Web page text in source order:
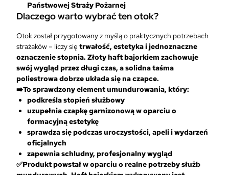
Państwowej Straży Pożarnej
Dlaczego warto wybrać ten otok?
Otok został przygotowany z myślą o praktycznych potrzebach
strażaków – liczy się trwałość, estetyka i jednoznaczne
oznaczenie stopnia. Złoty haft bajorkiem zachowuje
swój wygląd przez długi czas, a solidna taśma
poliestrowa dobrze układa się na czapce.
➡️To sprawdzony element umundurowania, który:
podkreśla stopień służbowy
uzupełnia czapkę garnizonową w oparciu o
formacyjną estetykę
sprawdza się podczas uroczystości, apeli i wydarzeń
oficjalnych
zapewnia schludny, profesjonalny wygląd
✅Produkt powstał w oparciu o realne potrzeby służb